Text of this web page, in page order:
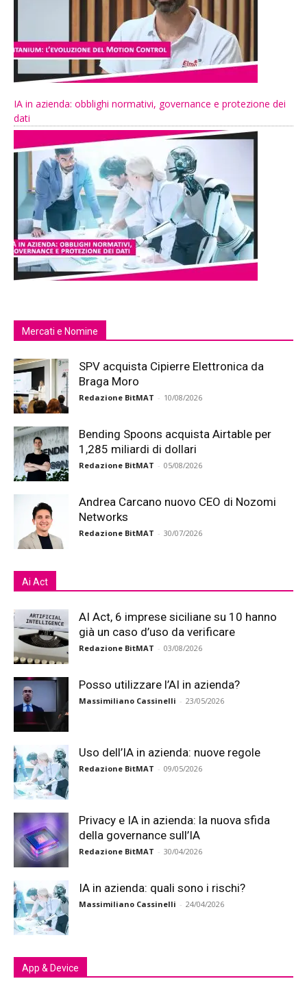
IA in azienda: obblighi normativi, governance e protezione dei
dati
Mercati e Nomine
SPV acquista Cipierre Elettronica da
Braga Moro
Redazione BitMAT - 10/08/2026
Bending Spoons acquista Airtable per
1,285 miliardi di dollari
Redazione BitMAT - 05/08/2026
Andrea Carcano nuovo CEO di Nozomi
Networks
Redazione BitMAT - 30/07/2026
Ai Act
AI Act, 6 imprese siciliane su 10 hanno
già un caso d’uso da verificare
Redazione BitMAT - 03/08/2026
Posso utilizzare l’AI in azienda?
Massimiliano Cassinelli - 23/05/2026
Uso dell’IA in azienda: nuove regole
Redazione BitMAT - 09/05/2026
Privacy e IA in azienda: la nuova sfida
della governance sull’IA
Redazione BitMAT - 30/04/2026
IA in azienda: quali sono i rischi?
Massimiliano Cassinelli - 24/04/2026
App & Device